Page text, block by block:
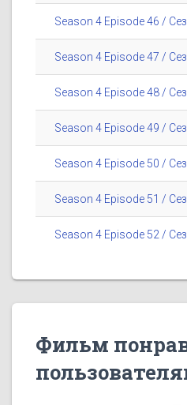
Season 4 Episode 46 /
Season 4 Episode 47 /
Season 4 Episode 48 /
Season 4 Episode 49 /
Season 4 Episode 50 /
Season 4 Episode 51 /
Season 4 Episode 52 /
Фильм